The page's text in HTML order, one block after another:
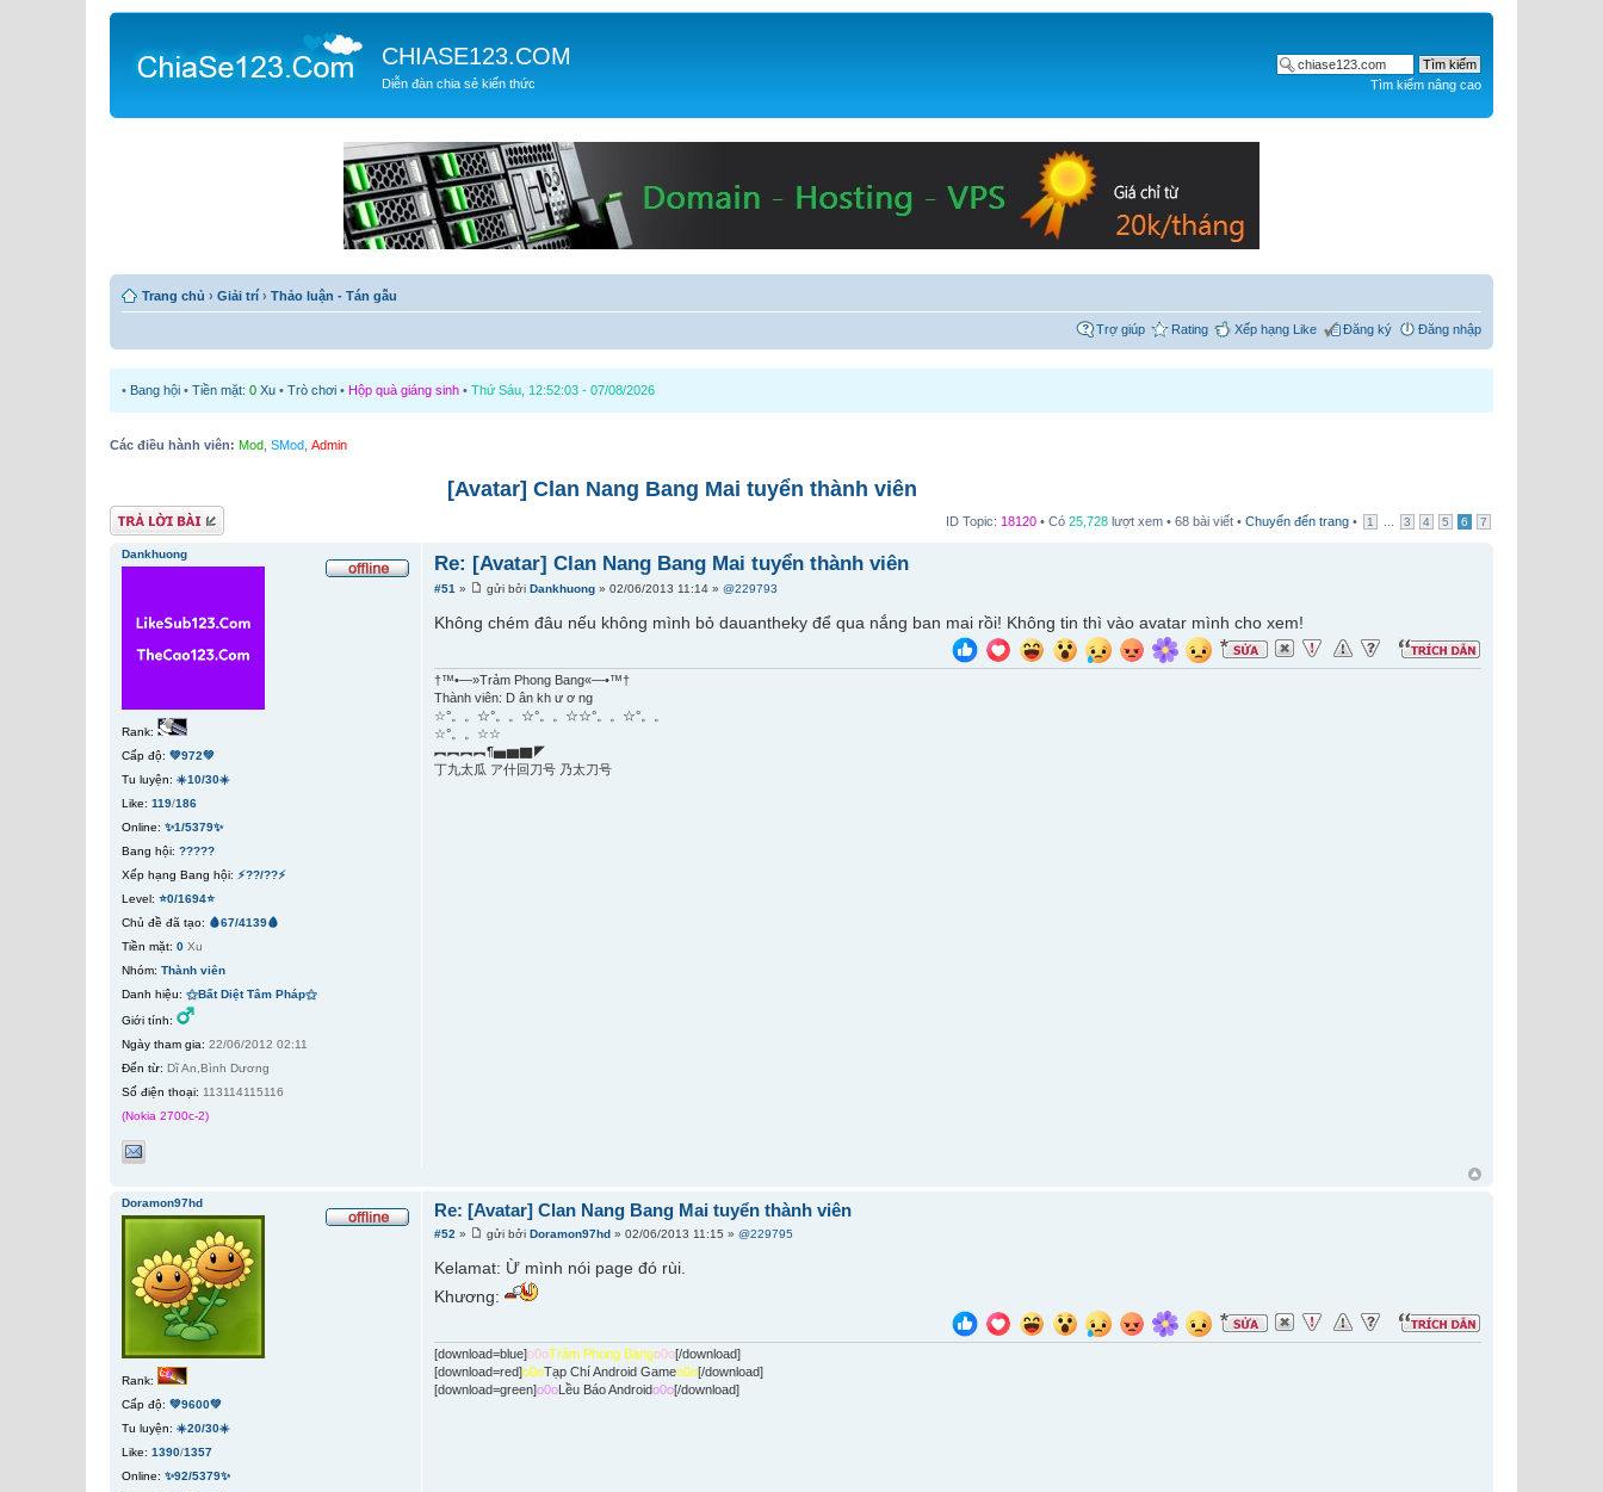
CHIASE123.COM
Diễn đàn chia sẻ kiến thức Tìm kiếm nâng cao
Trang chủ › Giải trí › Thảo luận - Tán gẫu
Trợ giúp Rating Xếp hạng Like Đăng ký Đăng nhập
• Bang hội • Tiền mặt: 0 Xu • Trò chơi • Hộp quà giáng sinh • Thứ Sáu, 12:52:03 - 07/08/2026
Các điều hành viên: Mod SMod Admin
[Avatar] Clan Nang Bang Mai tuyển thành viên
Gửi bài trả lời ID Topic: 18120 • Có 25,728 lượt xem • 68 bài viết • Chuyển đến trang • 1 3 4 5 6 7
Re: [Avatar] Clan Nang Bang Mai tuyển thành viên
#51 » gửi bởiDankhuong » 02/06/2013 11:14 »@229793
Không chém đâu nếu không mình bỏ dauantheky để qua nắng ban mai rồi! Không tin thì vào avatar mình cho xem!
†™•—»Trảm Phong Bang«—•™†
Thành viên: D ân kh ư ơ ng
☆°。。☆°。。☆°。。☆☆°。。☆°。。
☆°。。☆☆
︻︻︻︻¶▅▆▇◤
丁九太瓜 ア什回刀号 乃太刀号
Dankhuong
Rank:
Cấp độ: 💚972💚
Tu luyện: ☀️10/30☀️
Like: 119/186
Online: ✨1/5379✨
Bang hội: ?????
Xếp hạng Bang hội: ⚡??/??⚡
Level: ⭐0/1694⭐
Chủ đề đã tạo: 🩸67/4139🩸
Tiền mặt: 0 Xu
Nhóm: Thành viên
Danh hiệu: ⚝Bất Diệt Tâm Pháp⚝
Giới tính:
Ngày tham gia: 22/06/2012 02:11
Đến từ: Dĩ An,Bình Dương
Số điện thoại: 113114115116
(Nokia 2700c-2)
Re: [Avatar] Clan Nang Bang Mai tuyển thành viên
#52 » gửi bởiDoramon97hd » 02/06/2013 11:15 »@229795
Kelamat: Ừ mình nói page đó rùi.
Khương:
[download=blue]o0oTrảm Phong Bango0o[/download]
[download=red]o0oTạp Chí Android Gameo0o[/download]
[download=green]o0oLều Báo Androido0o[/download]
Doramon97hd
Rank:
Cấp độ: 💚9600💚
Tu luyện: ☀️20/30☀️
Like: 1390/1357
Online: ✨92/5379✨